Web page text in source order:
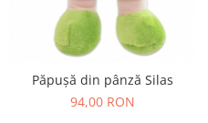
Păpușă din pânză Silas
94,00 RON